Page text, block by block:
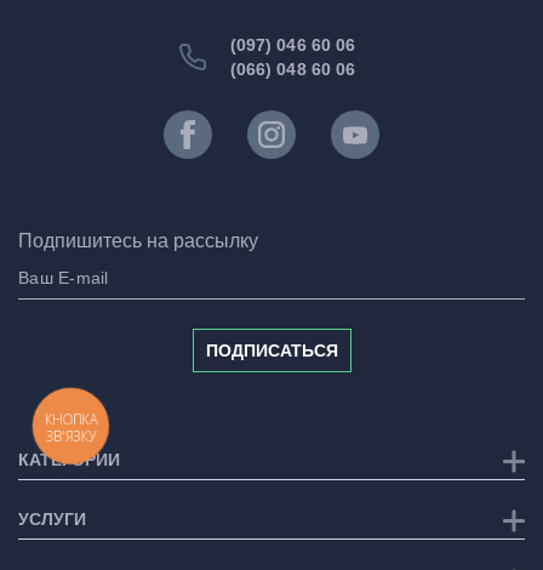
(097) 046 60 06
(066) 048 60 06
Подпишитесь на рассылку
ПОДПИСАТЬСЯ
КАТЕГОРИИ
УСЛУГИ
КНОПКА
ЗВ'ЯЗКУ